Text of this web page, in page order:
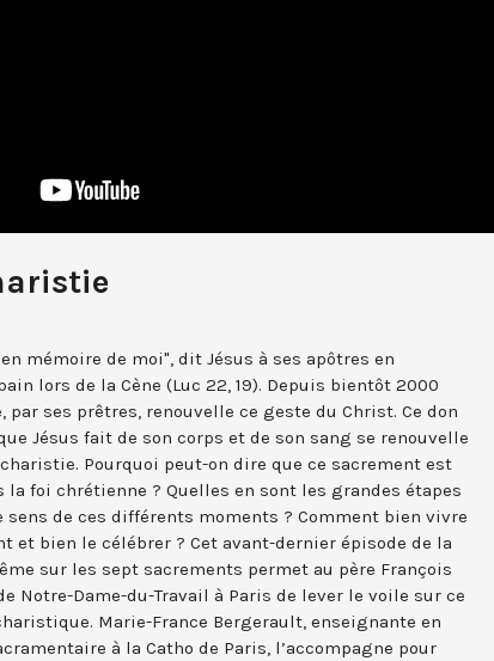
mémoire de moi", dit Jésus à ses apôtres en
lors de la Cène (Luc 22, 19). Depuis bientôt 2000
par ses prêtres, renouvelle ce geste du Christ. Ce don
Jésus fait de son corps et de son sang se renouvelle
Pourquoi peut-on dire que ce sacrement est
la foi chrétienne ? Quelles en sont les grandes étapes
sens de ces différents moments ? Comment bien vivre
et bien le célébrer ? Cet avant-dernier épisode de la
sur les sept sacrements permet au père François
Notre-Dame-du-Travail à Paris de lever le voile sur ce
Marie-France Bergerault, enseignante en
à la Catho de Paris, l’accompagne pour